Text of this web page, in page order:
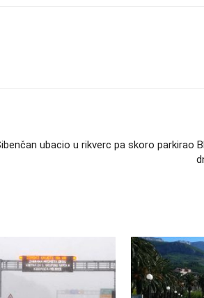
ubacio u rikverc pa skoro parkirao